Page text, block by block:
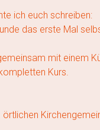
ich euch schreiben:
das erste Mal
mit einem
Kurs.